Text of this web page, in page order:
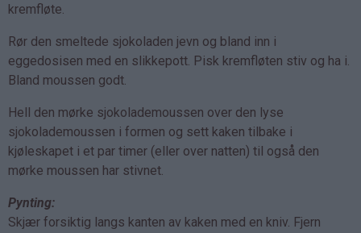
kremfløte.
Rør den smeltede sjokoladen jevn og bland inn i
eggedosisen med en slikkepott. Pisk kremfløten stiv og ha i.
Bland moussen godt.
Hell den mørke sjokolademoussen over den lyse
sjokolademoussen i formen og sett kaken tilbake i
kjøleskapet i et par timer (eller over natten) til også den
mørke moussen har stivnet.
Pynting:
Skjær forsiktig langs kanten av kaken med en kniv. Fjern